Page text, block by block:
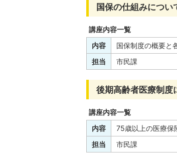
国保の仕組みについ
講座内容一覧
内容
国保制度の概要と
担当
市民課
後期高齢者医療制度
講座内容一覧
内容
75歳以上の医療保
担当
市民課